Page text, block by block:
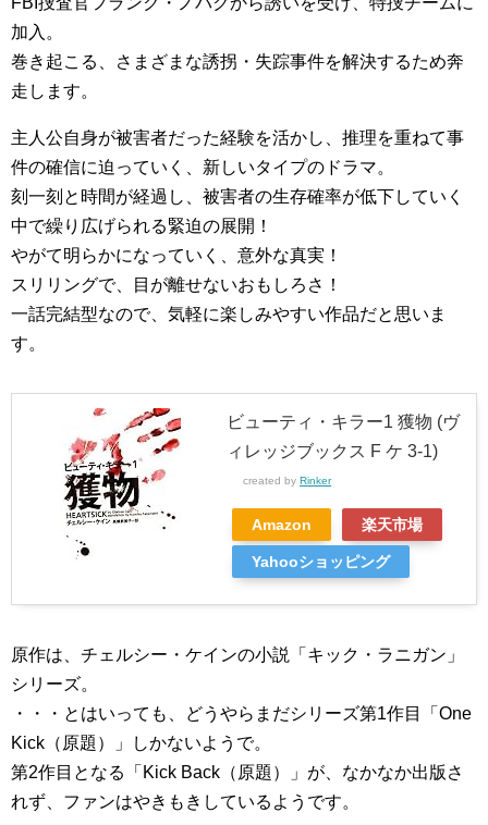
加入。
巻き起こる、さまざまな誘拐・失踪事件を解決するため奔
走します。
主人公自身が被害者だった経験を活かし、推理を重ねて事
件の確信に迫っていく、新しいタイプのドラマ。
刻一刻と時間が経過し、被害者の生存確率が低下していく
中で繰り広げられる緊迫の展開！
やがて明らかになっていく、意外な真実！
スリリングで、目が離せないおもしろさ！
一話完結型なので、気軽に楽しみやすい作品だと思いま
す。
ビューティ・キラー1 獲物 (ヴ
ィレッジブックス F ケ 3-1)
created by Rinker
Amazon 楽天市場
Yahooショッピング
原作は、チェルシー・ケインの小説「キック・ラニガン」
シリーズ。
・・・とはいっても、どうやらまだシリーズ第1作目「One
Kick（原題）」しかないようで。
第2作目となる「Kick Back（原題）」が、なかなか出版さ
れず、ファンはやきもきしているようです。